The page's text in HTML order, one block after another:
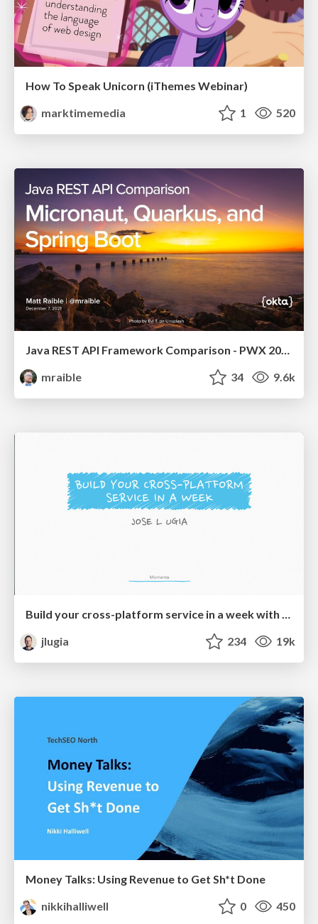
How To Speak Unicorn (iThemes Webinar)
marktimemedia
1 520
Java REST API Framework Comparison - PWX 2021
mraible
34 9.6k
Build your cross-platform service in a week with App Engine
jlugia
234 19k
Money Talks: Using Revenue to Get Sh*t Done
nikkihalliwell
0 450